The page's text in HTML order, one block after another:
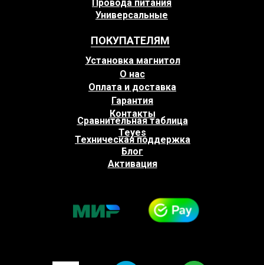
ПОКУПАТЕЛЯМ
Провода питания
Универсальные
Установка магнитол
Контакты
Сравнительная таблица
Teyes
Блог
Техническая поддержка
Активация
Оплата и доставка
О нас
Гарантия